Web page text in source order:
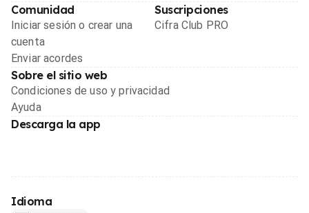
Comunidad
Iniciar sesión o crear una
cuenta
Enviar acordes
Suscripciones
Cifra Club PRO
Sobre el sitio web
Condiciones de uso y privacidad
Ayuda
Descarga la app
Idioma